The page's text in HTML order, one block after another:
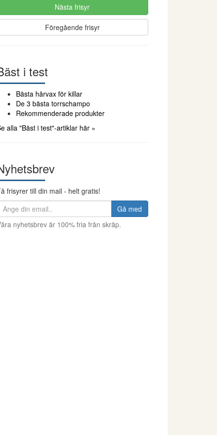
Nästa frisyr
Föregående frisyr
i test
Bästa hårvax för killar
De 3 bästa torrschampo
Rekommenderade produkter
alla "Bäst i test"-artiklar här »
frisyrer till din mail - helt gratis!
Gå med
nyhetsbrev är 100% fria från skräp.